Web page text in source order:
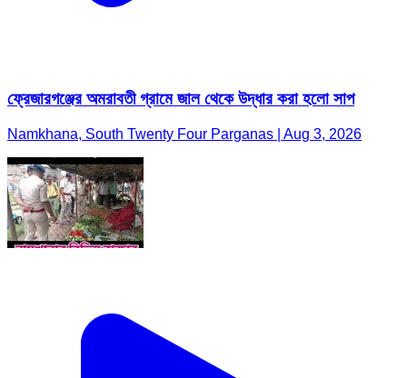
ফ্রেজারগঞ্জের অমরাবতী গ্রামে জাল থেকে উদ্ধার করা হলো সাপ
Namkhana, South Twenty Four Parganas | Aug 3, 2026